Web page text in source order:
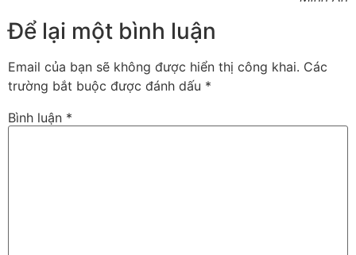
Để lại một bình luận
Email của bạn sẽ không được hiển thị công khai. Các
trường bắt buộc được đánh dấu *
Bình luận *